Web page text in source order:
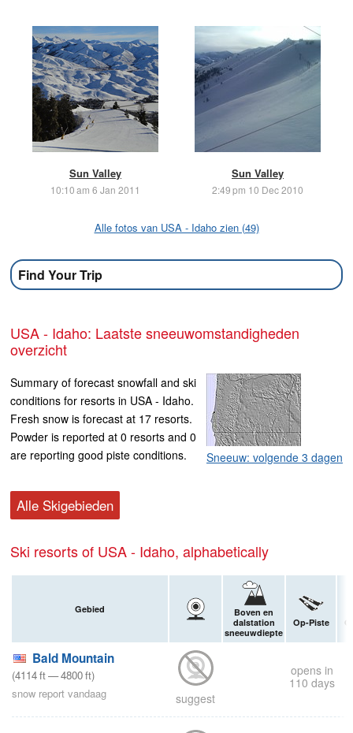
Sun Valley
10:10 am 6 Jan 2011
Sun Valley
2:49 pm 10 Dec 2010
Alle fotos van USA - Idaho zien (49)
Find Your Trip
USA - Idaho: Laatste sneeuwomstandigheden
overzicht
Sneeuw: volgende 3 dagen
Summary of forecast snowfall and ski
conditions for resorts in USA - Idaho.
Fresh snow is forecast at 17 resorts.
Powder is reported at 0 resorts and 0
are reporting good piste conditions.
Alle Skigebieden
Ski resorts of USA - Idaho, alphabetically
Gebied
Boven en
dalstation
sneeuwdiepte
Op-Piste
Bald Mountain
(4114ft—4800ft)
snow report vandaag
suggest
opens in
110 days